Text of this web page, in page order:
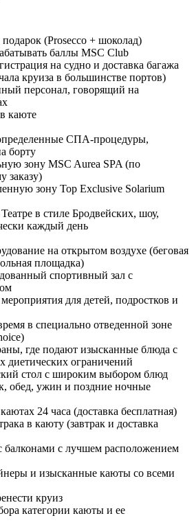
(Prosecco + шоколад)
баллы MSC Сlub
на судно и доставка багажа
круиза в большинстве портов)
персонал, говорящий на
каюте
СПА-процедуры,
борту
зону MSC Aurea SPA (по
заказу)
зону Top Exclusive Solarium
в стиле Бродвейских, шоу,
каждый день
на открытом воздухе (беговая
площадка)
спортивный зал с
для детей, подростков и
в специально отведенной зоне
где подают изысканные блюда с
диетических ограничений
стол с широким выбором блюд
обед, ужин и поздние ночные
24 часа (доставка бесплатная)
в каюту (завтрак и доставка
с лучшем расположением
и изысканные каюты со всеми
круиз
категории каюты и ее